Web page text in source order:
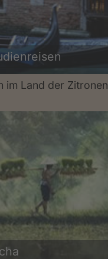
im Land der Zitronen